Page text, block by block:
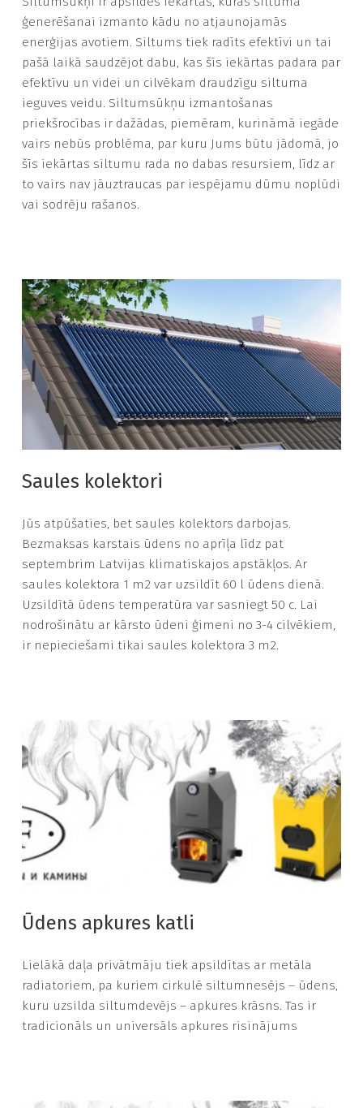
ģenerēšanai izmanto kādu no atjaunojamās
enerģijas avotiem. Siltums tiek radīts efektīvi un tai
pašā laikā saudzējot dabu, kas šīs iekārtas padara par
efektīvu un videi un cilvēkam draudzīgu siltuma
ieguves veidu. Siltumsūkņu izmantošanas
priekšrocības ir dažādas, piemēram, kurināmā iegāde
vairs nebūs problēma, par kuru Jums būtu jādomā, jo
šīs iekārtas siltumu rada no dabas resursiem, līdz ar
to vairs nav jāuztraucas par iespējamu dūmu noplūdi
vai sodrēju rašanos.
Saules kolektori
Jūs atpūšaties, bet saules kolektors darbojas.
Bezmaksas karstais ūdens no aprīļa līdz pat
septembrim Latvijas klimatiskajos apstākļos. Ar
saules kolektora 1 m2 var uzsildīt 60 l ūdens dienā.
Uzsildītā ūdens temperatūra var sasniegt 50 c. Lai
nodrošinātu ar kārsto ūdeni ģimeni no 3-4 cilvēkiem,
ir nepieciešami tikai saules kolektora 3 m2.
Ūdens apkures katli
Lielākā daļa privātmāju tiek apsildītas ar metāla
radiatoriem, pa kuriem cirkulē siltumnesējs – ūdens,
kuru uzsilda siltumdevējs – apkures krāsns. Tas ir
tradicionāls un universāls apkures risinājums